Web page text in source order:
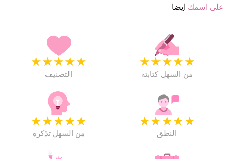
على اسمك ايضا
★
★
★
★
★
التصنيف
★
★
★
★
★
من السهل كتابته
★
★
★
★
★
من السهل تذكره
★
★
★
★
★
النطق